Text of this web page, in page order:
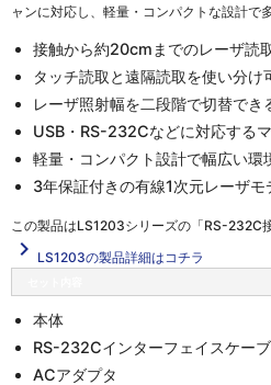
ャンに対応し、軽量・コンパクトな設計で
接触から約20cmまでのレーザ読
タッチ読取と遠隔読取を使い分け
レーザ照射幅を二段階で切替で
USB・RS-232Cなどに対応する
軽量・コンパクト設計で幅広い環
3年保証付きの有線1次元レーザモ
この製品はLS1203シリーズの「RS-232C接
navigate_next LS1203の製品詳細はコチラ
本体
RS-232Cインターフェイスケー
ACアダプタ